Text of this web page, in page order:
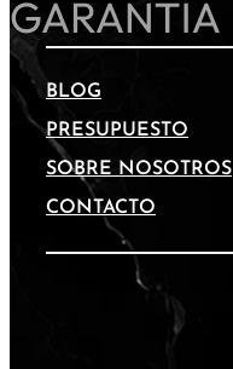
BLOG
PRESUPUESTO
SOBRE NOSOTROS
CONTACTO